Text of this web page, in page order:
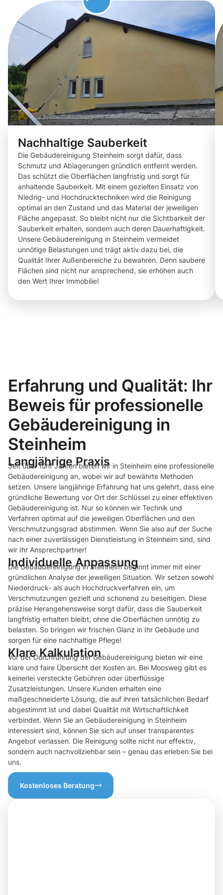
Nachhaltige Sauberkeit
Die Gebäudereinigung Steinheim sorgt dafür, dass
Schmutz und Ablagerungen gründlich entfernt werden.
Das schützt die Oberflächen langfristig und sorgt für
anhaltende Sauberkeit. Mit einem gezielten Einsatz von
Niedrig- und Hochdrucktechniken wird die Reinigung
optimal an den Zustand und das Material der jeweiligen
Fläche angepasst. So bleibt nicht nur die Sichtbarkeit der
Sauberkeit erhalten, sondern auch deren Dauerhaftigkeit.
Unsere Gebäudereinigung in Steinheim vermeidet
unnötige Belastungen und trägt aktiv dazu bei, die
Qualität Ihrer Außenbereiche zu bewahren. Denn saubere
Flächen sind nicht nur ansprechend, sie erhöhen auch
den Wert Ihrer Immobilie!
Erfahrung und Qualität: Ihr
Beweis für professionelle
Gebäudereinigung in
Steinheim
Langjährige Praxis
Seit über fünf Jahren bieten wir in Steinheim eine professionelle
Gebäudereinigung an, wobei wir auf bewährte Methoden
setzen. Unsere langjährige Erfahrung hat uns gelehrt, dass eine
gründliche Bewertung vor Ort der Schlüssel zu einer effektiven
Gebäudereinigung ist. Nur so können wir Technik und
Verfahren optimal auf die jeweiligen Oberflächen und den
Verschmutzungsgrad abstimmen. Wenn Sie also auf der Suche
nach einer zuverlässigen Dienstleistung in Steinheim sind, sind
wir Ihr Ansprechpartner!
Individuelle Anpassung
Die Gebäudereinigung in Steinheim beginnt immer mit einer
gründlichen Analyse der jeweiligen Situation. Wir setzen sowohl
Niederdruck- als auch Hochdruckverfahren ein, um
Verschmutzungen gezielt und schonend zu beseitigen. Diese
präzise Herangehensweise sorgt dafür, dass die Sauberkeit
langfristig erhalten bleibt, ohne die Oberflächen unnötig zu
belasten. So bringen wir frischen Glanz in Ihr Gebäude und
sorgen für eine nachhaltige Pflege!
Klare Kalkulation
Vor der Durchführung der Gebäudereinigung bieten wir eine
klare und faire Übersicht der Kosten an. Bei Moosweg gibt es
keinerlei versteckte Gebühren oder überflüssige
Zusatzleistungen. Unsere Kunden erhalten eine
maßgeschneiderte Lösung, die auf ihren tatsächlichen Bedarf
abgestimmt ist und dabei Qualität mit Wirtschaftlichkeit
verbindet. Wenn Sie an Gebäudereinigung in Steinheim
interessiert sind, können Sie sich auf unser transparentes
Angebot verlassen. Die Reinigung sollte nicht nur effektiv,
sondern auch nachvollziehbar sein – genau das erleben Sie bei
uns.
Kostenloses Beratung